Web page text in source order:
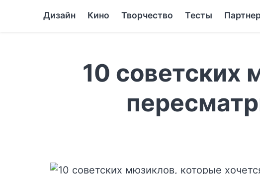
Дизайн Кино Творчество Тесты
10 советских